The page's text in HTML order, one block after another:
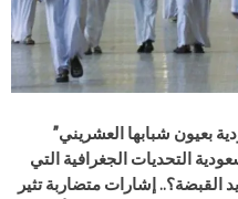
بعيون شبابها العشريني”
التحديات الجغرافية التي
القبضة؟.. إشارات متضاربة تثير